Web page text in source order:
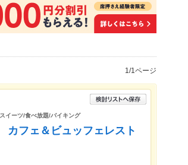
1/1ページ
イーツ/食べ放題/バイキング
フェ＆ビュッフェレスト